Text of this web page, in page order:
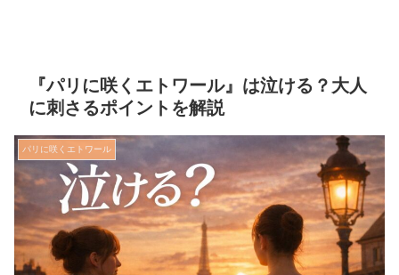
『パリに咲くエトワール』は泣ける？大人
に刺さるポイントを解説
パリに咲くエトワール